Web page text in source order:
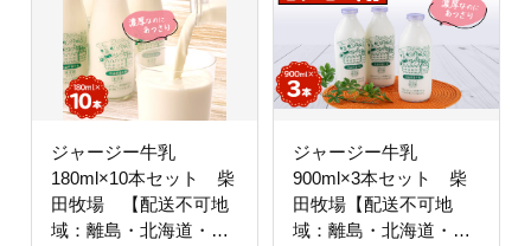
ジャージー牛乳
180ml×10本セット 柴
田牧場 【配送不可地
域：離島・北海道・沖
ジャージー牛乳
900ml×3本セット 柴
田牧場【配送不可地
域：離島・北海道・沖